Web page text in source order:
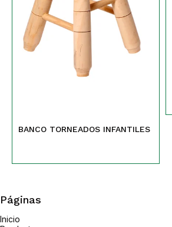
BANCO TORNEADOS INFANTILES
Páginas
Inicio